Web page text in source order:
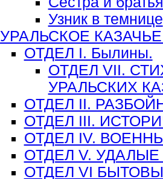
Узник в темнице
УРАЛЬСКОЕ
ОТДЕЛ I. Былины.
ОТДЕЛ VII.
УРАЛЬСКИХ
ОТДЕЛ II.
ОТДЕЛ III.
ОТДЕЛ IV.
ОТДЕЛ V.
ОТДЕЛ VI